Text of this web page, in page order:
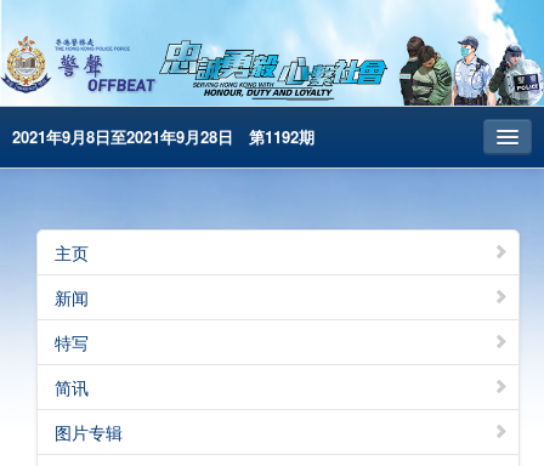
2021年9月8日至2021年9月28日 第1192期
昔日警声
警务处主页
繁體版
English
电子书版
主页
新闻
特写
简讯
图片专辑